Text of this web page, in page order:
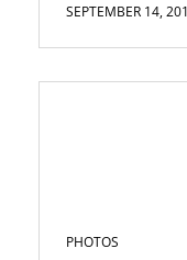
SEPTEMBER 14,
PHOTOS